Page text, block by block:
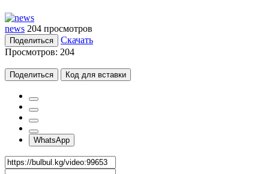
news 204 просмотров
Поделиться
Скачать
Просмотров: 204
Поделиться Код для вставки
WhatsApp